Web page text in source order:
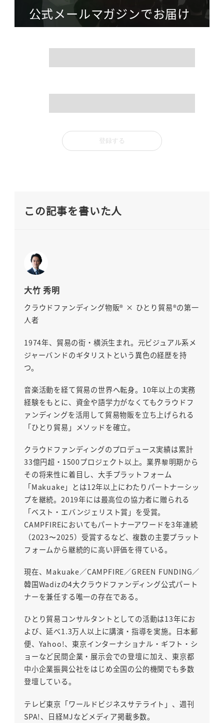
公式メールマガジンでお届け
この記事を書いた人
大竹 秀明
クラウドファンディング物販® × ひとり貿易®の第一
人者
1974年、貿易の街・横浜生まれ。元ビジュアル系メ
ジャーバンドのギタリストという異色の経歴を持
つ。
音楽活動を経て貿易の世界へ転身。10年以上の実務
経験をもとに、資金や語学力がなくてもクラウドフ
ァンディングを活用して貿易物販を立ち上げられる
「ひとり貿易」メソッドを確立。
クラウドファンディングのプロデュース実績は累計
33億円超・1500プロジェクト以上。業界黎明期から
その将来性に着目し、大手プラットフォーム
「Makuake」とは12年以上にわたりパートナーシッ
プを継続。2019年には最高位の協力者に贈られる
「ベスト・エバンジェリスト賞」を受賞。
CAMPFIREにおいてもパートナーアワードを3年連続
（2023〜2025）受賞するなど、複数の主要プラット
フォームから継続的に高い評価を得ている。
現在、Makuake／CAMPFIRE／GREEN FUNDING／
韓国Wadizの4大クラウドファンディング公式パート
ナーを兼任する唯一の存在である。
ひとり貿易コンサルタントとしての活動は13年にお
よび、延べ1.3万人以上に講演・指導を実施。日本郵
便、Yahoo!、東京インターナショナル・ギフト・シ
ョーなど民間企業・展示会での登壇に加え、東京都
中小企業振興公社をはじめ全国の公的機関でも多数
登壇している。
テレビ東京「ワールドビジネスサテライト」、週刊
SPA!、日経MJなどメディア掲載多数。